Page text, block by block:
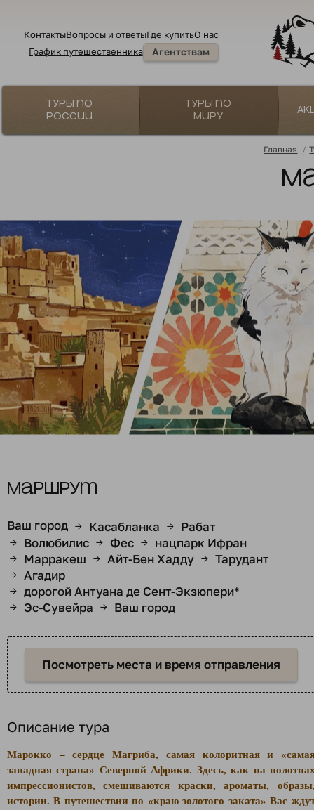
КонтактыВопросы и ответыГде купитьО нас
График путешественника
Агентствам
Туры по
России
Туры по
миру
Главная /
Маршрут
Ваш город → Касабланка → Рабат
→ Волюбилис → Фес → нацпарк Ифран
→ Марракеш → Айт-Бен Хадду → Тарудант
→ Агадир
→ дорогой Антуана де Сент-Экзюпери*
→ Эс-Сувейра → Ваш город
Посмотреть места и время отправления
Описание тура
Марокко – сердце Магриба, самая колоритная и
западная страна» Северной Африки. Здесь, как на
импрессионистов, смешиваются краски, ароматы,
истории. В путешествии по «краю золотого заката» Вас